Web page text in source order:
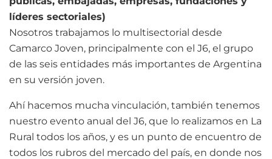
líderes sectoriales)
Nosotros trabajamos lo multisectorial desde
Camarco Joven, principalmente con el J6, el grupo
de las seis entidades más importantes de Argentina
en su versión joven.
Ahí hacemos mucha vinculación, también tenemos
nuestro evento anual del J6, que lo realizamos en La
Rural todos los años, y es un punto de encuentro de
todos los rubros del mercado del país, en donde nos